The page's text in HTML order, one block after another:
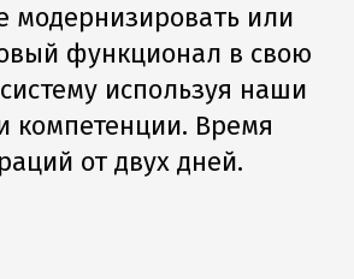
модернизировать или
функционал в свою
используя наши
компетенции. Время
от двух дней.